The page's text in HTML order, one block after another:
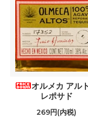
オルメカ アル
レポサド
269円(内税)